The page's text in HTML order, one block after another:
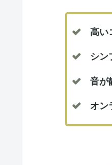
高い
シン
音が
オン